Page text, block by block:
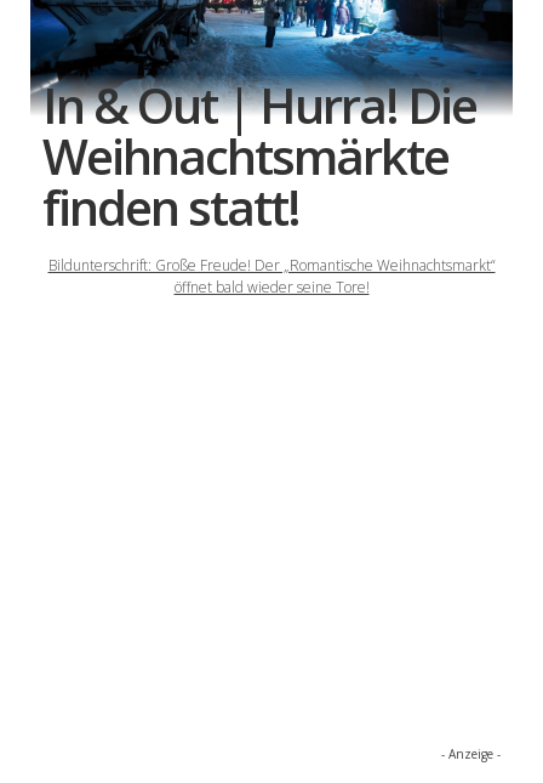
In & Out | Hurra! Die
Weihnachtsmärkte
finden statt!
Bildunterschrift: Große Freude! Der „Romantische Weihnachtsmarkt“
öffnet bald wieder seine Tore!
- Anzeige -